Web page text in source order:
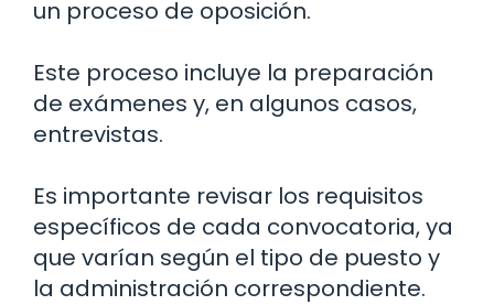
un proceso de oposición.
Este proceso incluye la preparación
de exámenes y, en algunos casos,
entrevistas.
Es importante revisar los requisitos
específicos de cada convocatoria, ya
que varían según el tipo de puesto y
la administración correspondiente.